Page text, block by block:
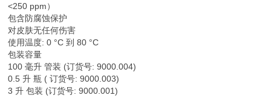
<250 ppm）
包含防腐蚀保护
对皮肤无任何伤害
使用温度: 0 °C 到 80 °C
包装容量
100 毫升 管装 (订货号: 9000.004)
0.5 升 瓶 ( 订货号: 9000.003)
3 升 包装 (订货号: 9000.001)